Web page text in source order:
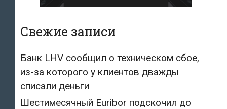
Свежие записи
Банк LHV сообщил о техническом сбое,
из-за которого у клиентов дважды
списали деньги
Шестимесячный Euribor подскочил до